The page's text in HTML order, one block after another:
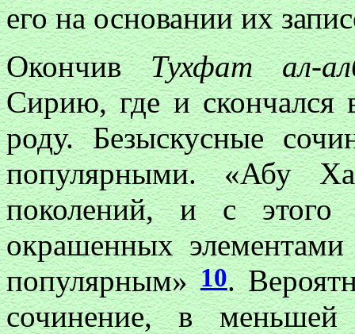
его на основании их
ОкончивТухфат ал-
Сирию, где и скончался
роду. Безыскусные
популярными. «Абу
поколений, и с этого
окрашенных элементами
популярным»10.
сочинение, в меньшей